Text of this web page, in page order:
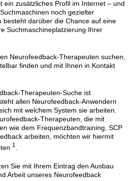
ein zusätzliches Profil im Internet – und
noch gezielter
besteht darüber die Chance auf eine
Suchmaschineplatzierung Ihrer
Neurofeedback-Therapeuten suchen,
finden und mit Ihnen in Kontakt
Therapeuten-Suche ist
allen Neurofeedback-Anwendern
mit welchem System sie arbeiten.
Therapeuten, die mit
wie dem Frequenzbandtraining, SCP
arbeiten, möchten wir hiermit
1
Sie mit Ihrem Eintrag den Ausbau
Arbeit unseres Neurofeedback